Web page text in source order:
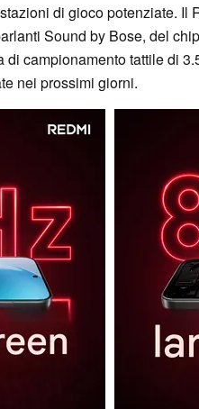
di gioco potenziate. Il
Sound by Bose, del
di campionamento tattile di
nei prossimi giorni.